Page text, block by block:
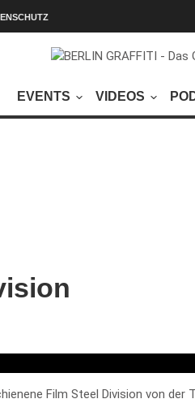
EVENTS VIDEOS
Film Steel Division von der